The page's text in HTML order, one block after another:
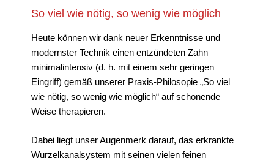
So viel wie nötig, so wenig wie möglich
Heute können wir dank neuer Erkenntnisse und
modernster Technik einen entzündeten Zahn
minimalintensiv (d. h. mit einem sehr geringen
Eingriff) gemäß unserer Praxis-Philosopie „So viel
wie nötig, so wenig wie möglich“ auf schonende
Weise therapieren.
Dabei liegt unser Augenmerk darauf, das erkrankte
Wurzelkanalsystem mit seinen vielen feinen